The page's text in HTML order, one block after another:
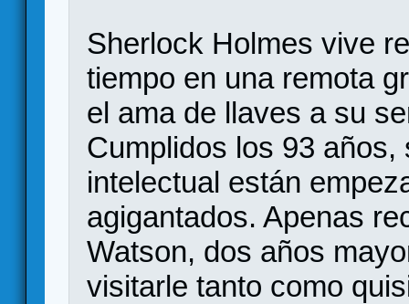
Sherlock Holmes vive
tiempo en una remota
el ama de llaves a su
Cumplidos los 93
intelectual están
agigantados. Apenas
Watson, dos años
visitarle tanto como